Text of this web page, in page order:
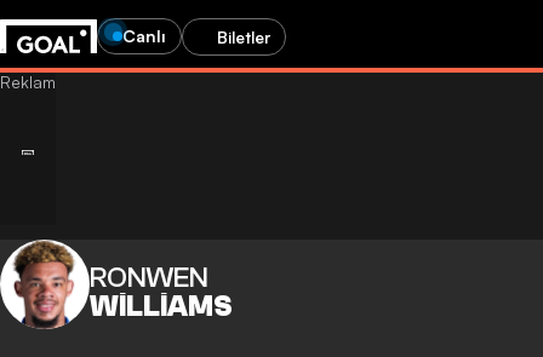
Canlı Biletler
RONWEN
WILLIAMS